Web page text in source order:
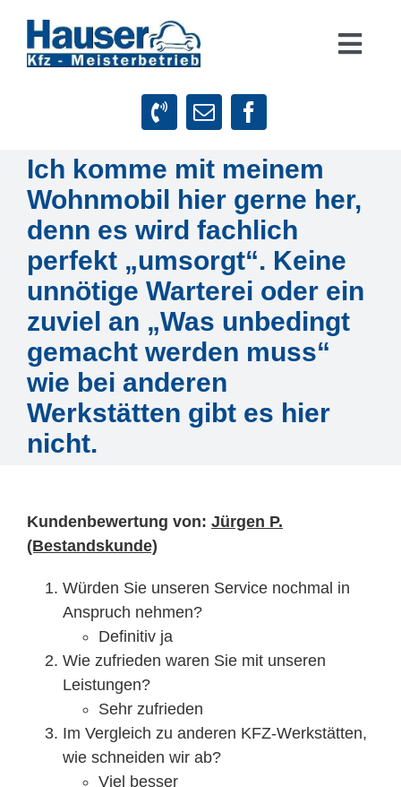
Inhalt
springen
Startseite
Leistungen
Firmenphilosophie
Kundenstimmen
Mitarbeiter
Technische Infos
Kontakt & Anfahrt
Ich komme mit meinem
Wohnmobil hier gerne her,
denn es wird fachlich
perfekt „umsorgt“. Keine
unnötige Warterei oder ein
zuviel an „Was unbedingt
gemacht werden muss“
wie bei anderen
Werkstätten gibt es hier
nicht.
Kundenbewertung von: Jürgen P.
(Bestandskunde)
Würden Sie unseren Service nochmal in
Anspruch nehmen?
Definitiv ja
Wie zufrieden waren Sie mit unseren
Leistungen?
Sehr zufrieden
Im Vergleich zu anderen KFZ-Werkstätten,
wie schneiden wir ab?
Viel besser